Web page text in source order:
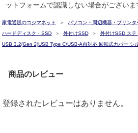
ットフォームで認識しない場合がございま
家電通販のコジマネット パソコン・周辺機器・プリンタ
ハードディスク・SSD
外付けSSD
外付けSSD ス
USB 3.2(Gen 2)USB Type C/USB-A両対応 回転式カバー シ
商品のレビュー
登録されたレビューはありません。